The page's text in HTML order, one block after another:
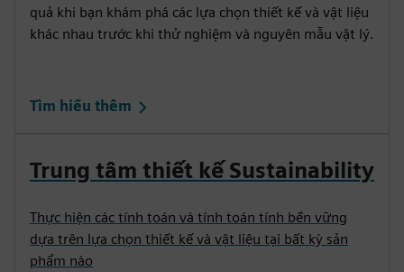
quả khi bạn khám phá các lựa chọn thiết kế và vật liệu
khác nhau trước khi thử nghiệm và nguyên mẫu vật lý.
Tìm hiểu thêm
Trung tâm thiết kế Sustainability
Thực hiện các tính toán và tính toán tính bền vững
dựa trên lựa chọn thiết kế và vật liệu tại bất kỳ sản
phẩm nào